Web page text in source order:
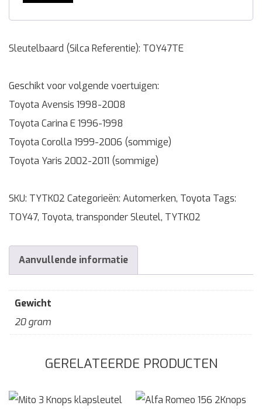
Sleutelbaard (Silca Referentie): TOY47TE
Geschikt voor volgende voertuigen:
Toyota Avensis 1998-2008
Toyota Carina E 1996-1998
Toyota Corolla 1999-2006 (sommige)
Toyota Yaris 2002-2011 (sommige)
SKU: TYTK02 Categorieën: Automerken, Toyota Tags:
TOY47, Toyota, transponder Sleutel, TYTK02
Aanvullende informatie
Gewicht
20 gram
GERELATEERDE PRODUCTEN